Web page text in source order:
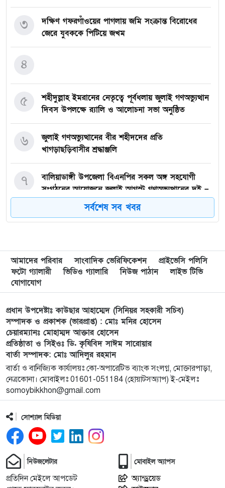
দক্ষিণ গফরগাঁওয়ের পাগলায় জমি সংক্রান্ত বিরোধের
জেরে যুবককে পিটিয়ে জখম
৩
৪
শহীদুল্লাহ ইমরানের নেতৃত্বে পূর্বধলায় জুলাই গণঅভ্যুত্থান
দিবস উপলক্ষে র‍্যালি ও আলোচনা সভা অনুষ্ঠিত
৫
জুলাই গণঅভ্যুত্থানের বীর শহীদদের প্রতি
খাগড়াছড়িবাসীর শ্রদ্ধাঞ্জলি
৬
বালিয়াডাঙ্গী উপজেলা বিএনপির সকল অঙ্গ সহযোগী
সংগঠনের আয়োজনে জুলাই আগস্ট গণঅভ্যুত্থানের দুই –
বছর পূর্তি উপলক্ষে আনন্দ মিছিল ও শোভাযাত্রা অনুষ্ঠিত,
৭
লংগাইরে মোহাইমিনুল ইসলাম জনির সমর্থনে বিশাল
উঠান বৈঠক। যোগ্যতা ও নতুন নেতৃত্বের প্রতীক জনিই
সেরা
৯
মুন্সী ছাবির উদ্দিন আহ্ম্মদ ওয়াক্ ফ এস্টেট লামকাইন
জামে মসজিদের নতুন ব্যবস্থাপনা কমিটি গঠন:
১০
পূর্বধলায় যে বিদ্যালয়ে পড়েছেন, সেই বিদ্যালয়েই এমপি
হিসেবে সংবর্ধিত মানসুরা আলম
১১
বি এনপি নেতা কে মারধর দলিল লেখক রহিছ কে প্রধান
আসামি করে থানায় অভিযোগ। ‎
১২
পানছড়িতে শিক্ষা ও ধর্মীয় প্রতিষ্ঠানে বিজিবির অনুদান
১৩
সবুজায়নে সেনাবাহিনীর ব্যতিক্রমী উদ্যোগ,
১৪
সর্বশেষ সব খবর
আমাদের পরিবার সাংবাদিক ভেরিফিকেশন
প্রাইভেসি পলিসি
ফটো গ্যালারী
ভিডিও গ্যালারি নিউজ পাঠান
লাইভ টিভি
যোগাযোগ
প্রধান উপদেষ্টাঃ কাউছার আহাম্মেদ (সিনিয়র সহকারী সচিব)
সম্পাদক ও প্রকাশক (ভারপ্রাপ্ত) : মোঃ মনির হোসেন
চেয়ারম্যানঃ মোহাম্মদ আক্তার হোসেন
প্রতিষ্ঠাতা ও সিইওঃ ডি. কৃষিবিদ সাঈম সারোয়ার
বার্তা সম্পাদক: মোঃ আদিলুর রহমান
বার্তা ও বানিজ্যিক কার্যালয়ঃ কো-অপারেটিভ ব্যাংক সংলগ্ন, মোক্তারপাড়া,
নেত্রকোনা। মোবাইলঃ 01601-051184 (হোয়াটসঅ্যাপ) ই-মেইলঃ
somoybikkhon@gmail.com
সোশ্যাল মিডিয়া
নিউজলেটার
প্রতিদিন মেইলে আপডেট
মোবাইল অ্যাপস
অ্যান্ড্রয়েড